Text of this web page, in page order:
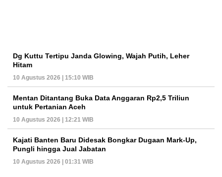
Dg Kuttu Tertipu Janda Glowing, Wajah Putih, Leher
Hitam
10 Agustus 2026 | 15:10 WIB
Mentan Ditantang Buka Data Anggaran Rp2,5 Triliun
untuk Pertanian Aceh
10 Agustus 2026 | 12:21 WIB
Kajati Banten Baru Didesak Bongkar Dugaan Mark-Up,
Pungli hingga Jual Jabatan
10 Agustus 2026 | 01:31 WIB